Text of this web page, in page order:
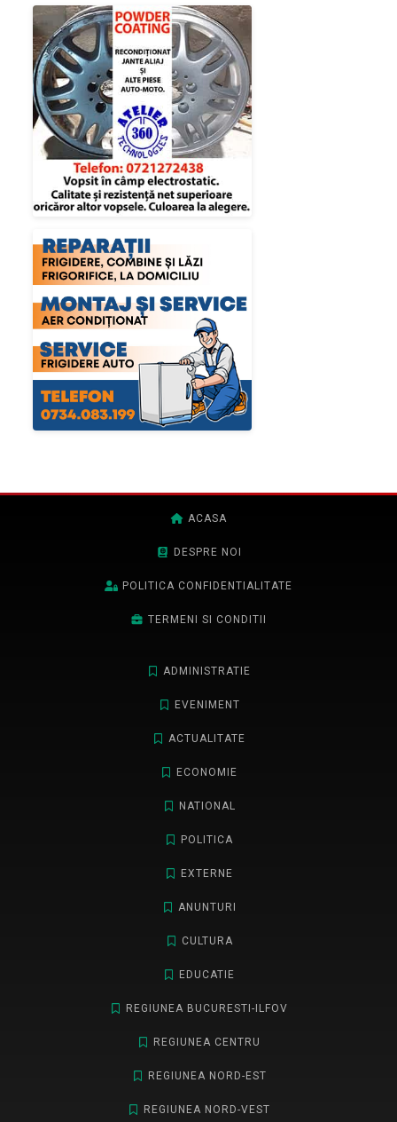
ACASA
DESPRE NOI
POLITICA CONFIDENTIALITATE
TERMENI SI CONDITII
ADMINISTRATIE
EVENIMENT
ACTUALITATE
ECONOMIE
NATIONAL
POLITICA
EXTERNE
ANUNTURI
CULTURA
EDUCATIE
REGIUNEA BUCURESTI-ILFOV
REGIUNEA CENTRU
REGIUNEA NORD-EST
REGIUNEA NORD-VEST